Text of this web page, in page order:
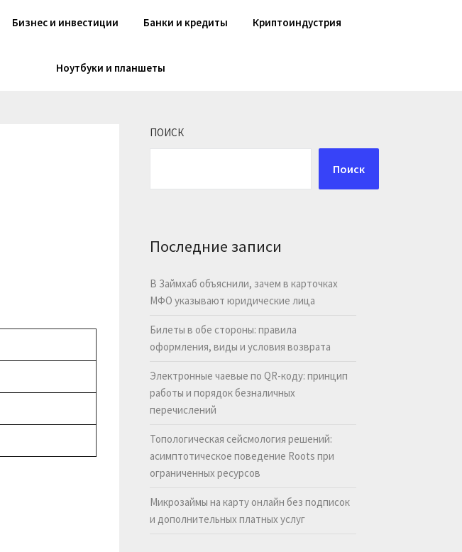
Бизнес и инвестиции Банки и кредиты Криптоиндустрия
Ноутбуки и планшеты
ПОИСК
Поиск
Последние записи
В Займхаб объяснили, зачем в карточках
МФО указывают юридические лица
Билеты в обе стороны: правила
оформления, виды и условия возврата
Электронные чаевые по QR-коду: принцип
работы и порядок безналичных
перечислений
Топологическая сейсмология решений:
асимптотическое поведение Roots при
ограниченных ресурсов
Микрозаймы на карту онлайн без подписок
и дополнительных платных услуг